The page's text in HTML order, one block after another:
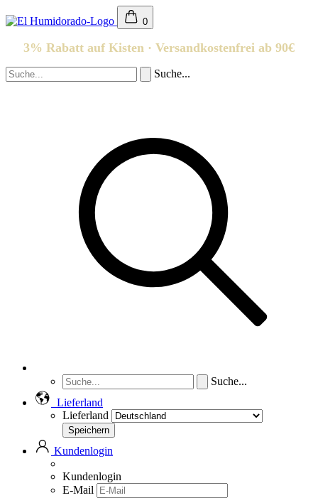
0
3% Rabatt auf Kisten · Versandkostenfrei ab 90€
Suche...
Suche...
Lieferland
Lieferland
Kundenlogin
Kundenlogin
E-Mail